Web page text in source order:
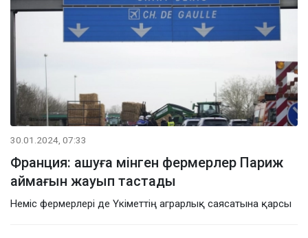
30.01.2024, 07:33
Франция: ашуға мінген фермерлер Париж
аймағын жауып тастады
Неміс фермерлері де Үкіметтің аграрлық саясатына қарсы